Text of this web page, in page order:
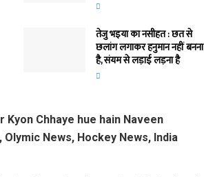
तेजु भइया का नसीहत : छत से
छलांग लगाकर हनुमान नहीं बनना
है, संयम से लड़ाई लड़ना है